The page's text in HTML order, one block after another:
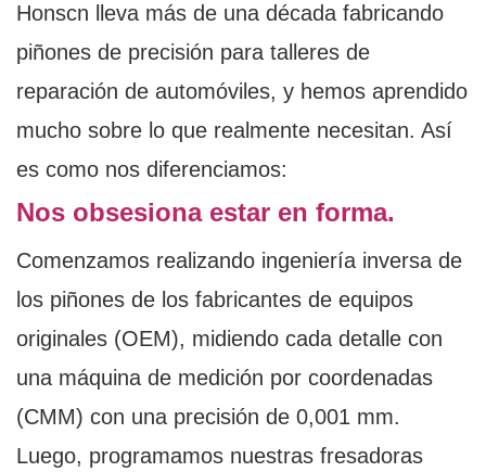
Honscn lleva más de una década fabricando
piñones de precisión para talleres de
reparación de automóviles, y hemos aprendido
mucho sobre lo que realmente necesitan. Así
es como nos diferenciamos:
Nos obsesiona estar en forma.
Comenzamos realizando ingeniería inversa de
los piñones de los fabricantes de equipos
originales (OEM), midiendo cada detalle con
una máquina de medición por coordenadas
(CMM) con una precisión de 0,001 mm.
Luego, programamos nuestras fresadoras